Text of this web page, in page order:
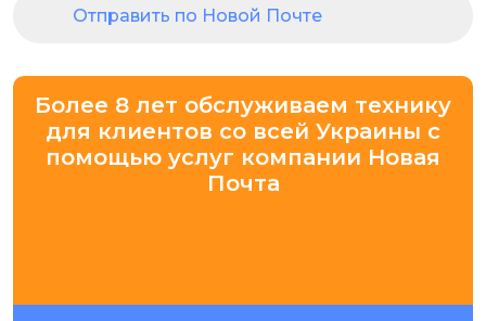
Отправить по Новой Почте
Более 8 лет обслуживаем технику
для клиентов со всей Украины с
помощью услуг компании Новая
Почта